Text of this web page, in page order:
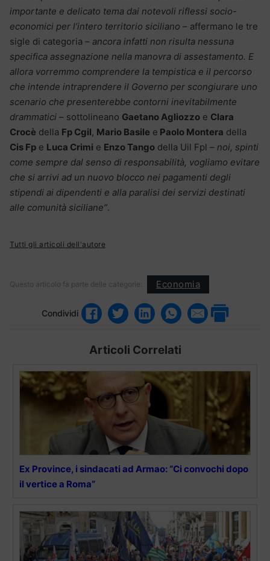
importante e delicato tema dai notevoli riflessi socio-
economici per l’intero territorio siciliano – affermano le tre
sigle di categoria – ancora infatti non risulta nessuna
specifica assegnazione nella manovra di assestamento. E
allora vorremmo comprendere la tempistica e il percorso
che intende intraprendere il Governo per scongiurare uno
scenario che presenterebbe contorni inevitabilmente
drammatici – sottolineano Gaetano Agliozzo e Clara
Crocè della Fp Cgil, Mario Basile e Paolo Montera della
Cis Fp e Luca Crimi e Enzo Tango della Uil Fpl – noi, spinti
come sempre dal senso di responsabilità, vogliamo evitare
che si arrivi ad un nuovo blocco nei pagamenti degli
stipendi ai dipendenti e alla paralisi dei servizi destinati
alle comunità siciliane”.
Tutti gli articoli dell'autore
Questo articolo fa parte delle categorie: Economia
Condividi
Articoli Correlati
Ex Province, i sindacati ad Armao: “Ci convochi dopo
il vertice a Roma”